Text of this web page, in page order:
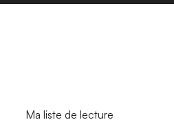
Ma liste de lecture